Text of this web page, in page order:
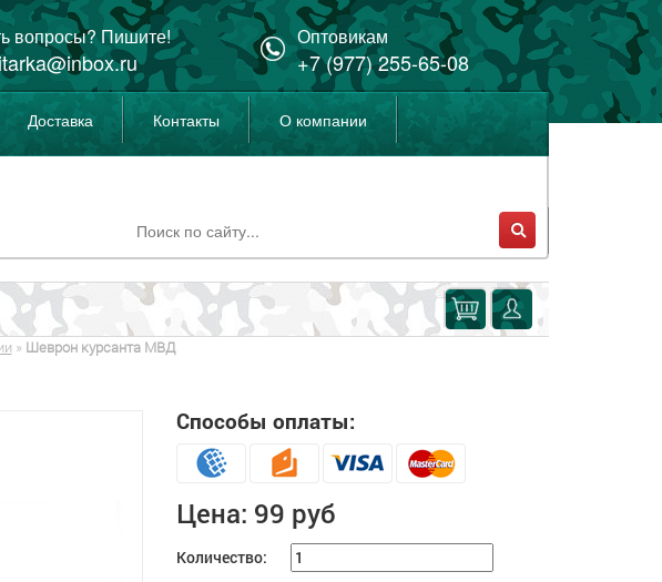
вопросы? Пишите! Оптовикам
+7 (977) 255-65-08
Доставка Контакты О компании
» Шеврон курсанта МВД
Способы оплаты:
Цена: 99 руб
Количество: